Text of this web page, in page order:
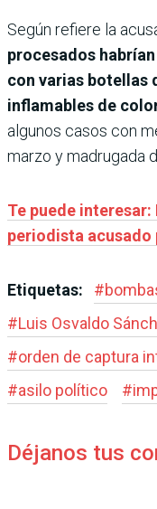
Según refiere la
procesados
con varias botellas
inflamables de
algunos casos con
marzo y madrugada
Te puede
periodista acusado
Etiquetas: #
#Luis Osvaldo
#orden de captura
#asilo político #
Déjanos tus